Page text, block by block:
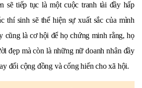
sẽ tiếp tục là một cuộc tranh tài đầy hấp
thí sinh sẽ thể hiện sự xuất sắc của mình
cũng là cơ hội để họ chứng minh rằng, họ
đẹp mà còn là những nữ doanh nhân đầy
đổi cộng đồng và cống hiến cho xã hội.